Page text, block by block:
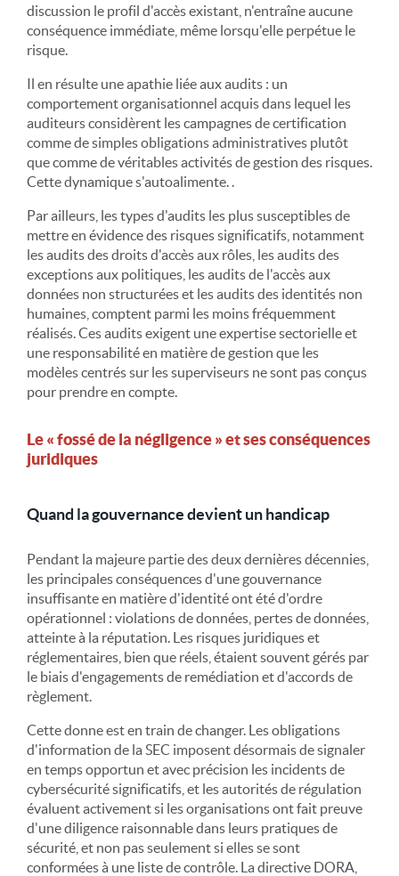
discussion le profil d'accès existant, n'entraîne aucune
conséquence immédiate, même lorsqu'elle perpétue le
risque.
Il en résulte une apathie liée aux audits : un
comportement organisationnel acquis dans lequel les
auditeurs considèrent les campagnes de certification
comme de simples obligations administratives plutôt
que comme de véritables activités de gestion des risques.
Cette dynamique s'autoalimente. .
Par ailleurs, les types d'audits les plus susceptibles de
mettre en évidence des risques significatifs, notamment
les audits des droits d'accès aux rôles, les audits des
exceptions aux politiques, les audits de l'accès aux
données non structurées et les audits des identités non
humaines, comptent parmi les moins fréquemment
réalisés. Ces audits exigent une expertise sectorielle et
une responsabilité en matière de gestion que les
modèles centrés sur les superviseurs ne sont pas conçus
pour prendre en compte.
Le « fossé de la négligence » et ses conséquences
juridiques
Quand la gouvernance devient un handicap
Pendant la majeure partie des deux dernières décennies,
les principales conséquences d'une gouvernance
insuffisante en matière d'identité ont été d'ordre
opérationnel : violations de données, pertes de données,
atteinte à la réputation. Les risques juridiques et
réglementaires, bien que réels, étaient souvent gérés par
le biais d'engagements de remédiation et d'accords de
règlement.
Cette donne est en train de changer. Les obligations
d'information de la SEC imposent désormais de signaler
en temps opportun et avec précision les incidents de
cybersécurité significatifs, et les autorités de régulation
évaluent activement si les organisations ont fait preuve
d'une diligence raisonnable dans leurs pratiques de
sécurité, et non pas seulement si elles se sont
conformées à une liste de contrôle. La directive DORA,